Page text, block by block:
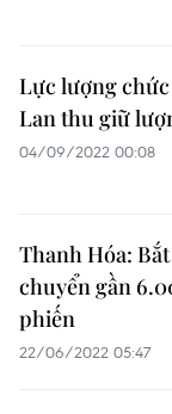
Lực lượng
Lan thu giữ
04/09/2022 00:08
Thanh Hóa:
chuyển gần
phiến
22/06/2022 05:47